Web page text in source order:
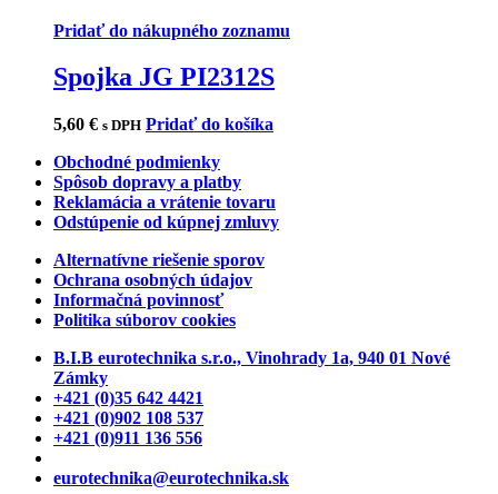
Pridať do nákupného zoznamu
Spojka JG PI2312S
5,60 € s DPH Pridať do košíka
Obchodné podmienky
Spôsob dopravy a platby
Reklamácia a vrátenie tovaru
Odstúpenie od kúpnej zmluvy
Alternatívne riešenie sporov
Ochrana osobných údajov
Informačná povinnosť
Politika súborov cookies
B.I.B eurotechnika s.r.o., Vinohrady 1a, 940 01 Nové
Zámky
+421 (0)35 642 4421
+421 (0)902 108 537
+421 (0)911 136 556
eurotechnika@eurotechnika.sk